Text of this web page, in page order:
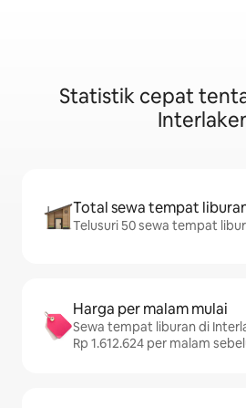
Statistik cepat
Total sewa tempat
Telusuri 50 sewa tempat
Harga per malam mulai
Sewa tempat liburan di
Rp 1.612.624 per malam